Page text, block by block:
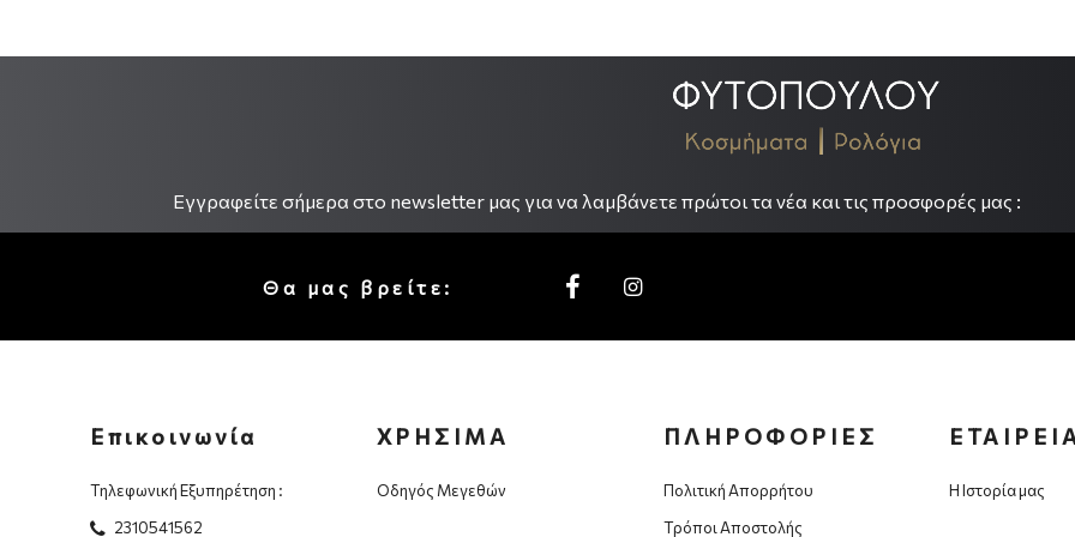
Εγγραφείτε σήμερα στο newsletter μας για να λαμβάνετε πρώτοι τα νέα και τις προσφορές μας :
Θα μας βρείτε:
Επικοινωνία
Τηλεφωνική Εξυπηρέτηση :
2310541562
ΧΡΗΣΙΜΑ
Οδηγός Μεγεθών
ΠΛΗΡΟΦΟΡΙΕΣ
Πολιτική Απορρήτου
Τρόποι Αποστολής
Η Ιστορία μας